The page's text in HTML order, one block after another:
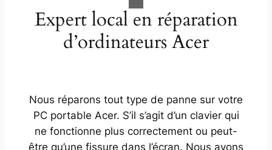
Expert local en réparation
d’ordinateurs Acer
Nous réparons tout type de panne sur votre
PC portable Acer. S’il s’agit d’un clavier qui
ne fonctionne plus correctement ou peut-
être qu’une fissure dans l’écran. Nous avons